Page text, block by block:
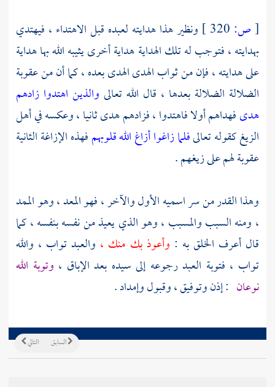
[ص:
ونظير هذا هدايته لعبده قبل الاهتداء ، فيهتدي
بهدايته ، فتوجب له تلك الهداية هداية أخرى يثيبه الله بها هداية
على هدايته ، فإن من ثواب الهدى الهدى بعده ، كما أن من عقوبة
الضلالة الضلالة بعدها ، قال الله تعالى والذين اهتدوا زادهم
هدىفهداهم أولا فاهتدوا ، فزادهم هدى ثانيا ، وعكسه في أهل
الزيغ كقوله تعالىفلما زاغوا أزاغ الله قلوبهمفهذه الإزاغة الثانية
عقوبة لهم على زيغهم .
وهذا القدر من سر اسميه الأول والآخر ، فهو المعد ، وهو الممد
، ومنه السبب والمسبب ، وهو الذي يعيذ من نفسه بنفسه ، كما
قال أعرف الخلق به : وأعوذ بك منك ، والعبد تواب ، والله
تواب ، فتوبة العبد رجوعه إلى سيده بعد الإباق ، وتوبة الله
نوعان : إذن وتوفيق ، وقبول وإمداد .
التالي السابق